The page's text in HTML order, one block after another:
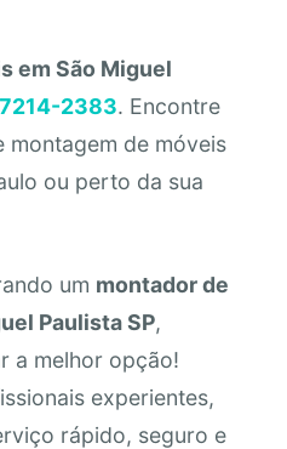
em São Miguel
2383. Encontre
montagem de móveis
ou perto da sua
um montador de
Paulista SP,
a melhor opção!
experientes,
rápido, seguro e